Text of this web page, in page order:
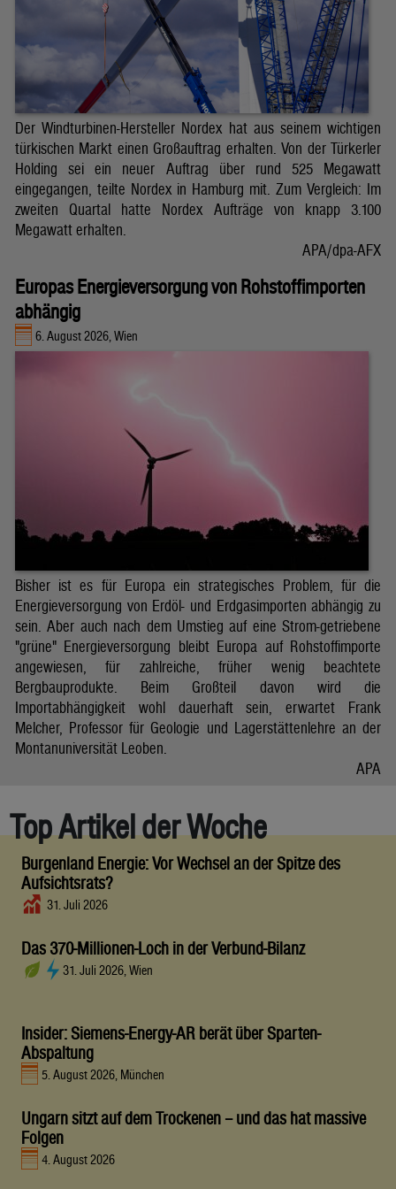
Der Windturbinen-Hersteller Nordex hat aus seinem wichtigen
türkischen Markt einen Großauftrag erhalten. Von der Türkerler
Holding sei ein neuer Auftrag über rund 525 Megawatt
eingegangen, teilte Nordex in Hamburg mit. Zum Vergleich: Im
zweiten Quartal hatte Nordex Aufträge von knapp 3.100
Megawatt erhalten.
APA/dpa-AFX
Europas Energieversorgung von Rohstoffimporten
abhängig
6. August 2026, Wien
Bisher ist es für Europa ein strategisches Problem, für die
Energieversorgung von Erdöl- und Erdgasimporten abhängig zu
sein. Aber auch nach dem Umstieg auf eine Strom-getriebene
"grüne" Energieversorgung bleibt Europa auf Rohstoffimporte
angewiesen, für zahlreiche, früher wenig beachtete
Bergbauprodukte. Beim Großteil davon wird die
Importabhängigkeit wohl dauerhaft sein, erwartet Frank
Melcher, Professor für Geologie und Lagerstättenlehre an der
Montanuniversität Leoben.
APA
Top Artikel der Woche
Burgenland Energie: Vor Wechsel an der Spitze des
Aufsichtsrats?
31. Juli 2026
Das 370-Millionen-Loch in der Verbund-Bilanz
31. Juli 2026, Wien
Insider: Siemens-Energy-AR berät über Sparten-
Abspaltung
5. August 2026, München
Ungarn sitzt auf dem Trockenen – und das hat massive
Folgen
4. August 2026